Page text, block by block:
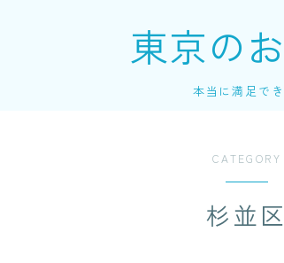
東京の
本当に満足で
CATEGORY
杉並区